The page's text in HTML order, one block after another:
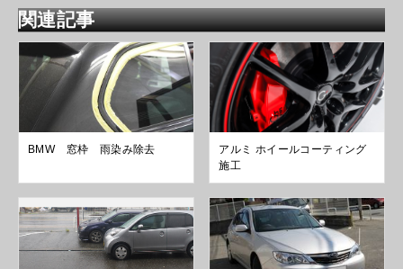
関連記事
BMW 窓枠 雨染み除去
アルミ ホイールコーティング
施工